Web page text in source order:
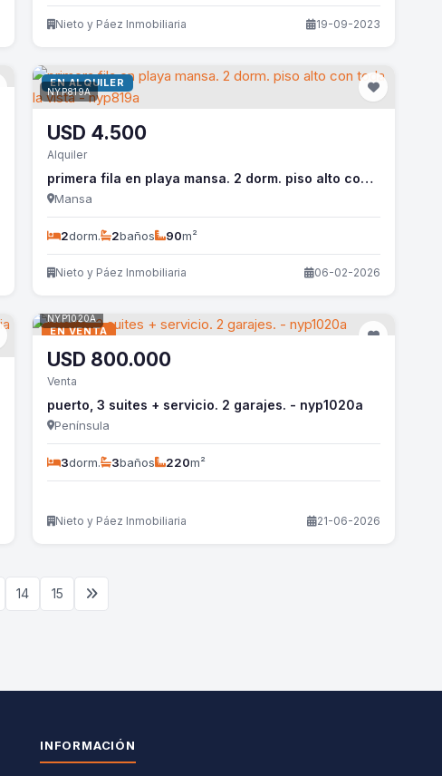
Nieto y Páez Inmobiliaria 19-09-2023
EN ALQUILER
NYP819A
USD 4.500
Alquiler
primera fila en playa mansa. 2 dorm. piso alto con toda la vista - nyp819a
Mansa
2dorm. 2baños 90m²
Nieto y Páez Inmobiliaria 06-02-2026
EN VENTA
NYP1020A
USD 800.000
Venta
puerto, 3 suites + servicio. 2 garajes. - nyp1020a
Península
3dorm. 3baños 220m²
Nieto y Páez Inmobiliaria 21-06-2026
14 15
INFORMACIÓN